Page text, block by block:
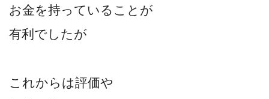
お金を持っていることが
有利でしたが
これからは評価や